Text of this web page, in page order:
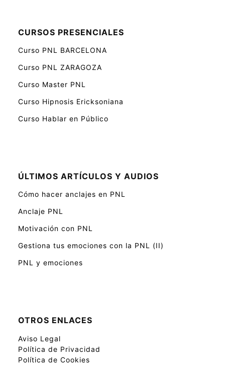
CURSOS PRESENCIALES
Curso PNL BARCELONA
Curso PNL ZARAGOZA
Curso Master PNL
Curso Hipnosis Ericksoniana
Curso Hablar en Público
ÚLTIMOS ARTÍCULOS Y AUDIOS
Cómo hacer anclajes en PNL
Anclaje PNL
Motivación con PNL
Gestiona tus emociones con la PNL (II)
PNL y emociones
OTROS ENLACES
Aviso Legal
Política de Privacidad
Política de Cookies